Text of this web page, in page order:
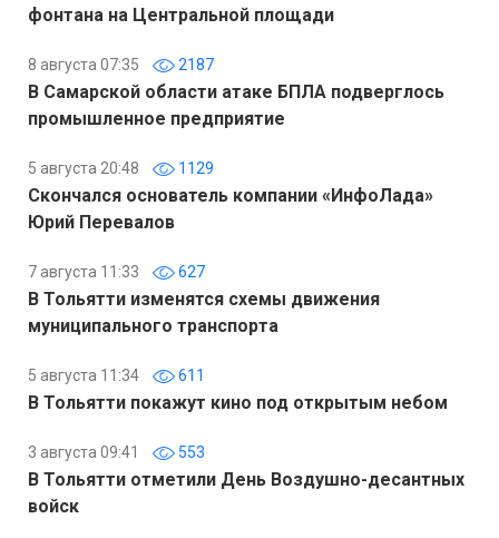
фонтана на Центральной площади
8 августа 07:35 2187
В Самарской области атаке БПЛА подверглось
промышленное предприятие
5 августа 20:48 1129
Скончался основатель компании «ИнфоЛада»
Юрий Перевалов
7 августа 11:33 627
В Тольятти изменятся схемы движения
муниципального транспорта
5 августа 11:34 611
В Тольятти покажут кино под открытым небом
3 августа 09:41 553
В Тольятти отметили День Воздушно-десантных
войск